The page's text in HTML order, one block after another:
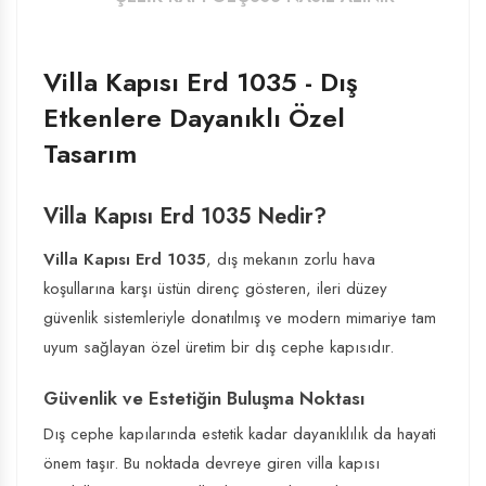
Villa Kapısı Erd 1035 - Dış
Etkenlere Dayanıklı Özel
Tasarım
Villa Kapısı Erd 1035 Nedir?
Villa Kapısı Erd 1035, dış mekanın zorlu hava
koşullarına karşı üstün direnç gösteren, ileri düzey
güvenlik sistemleriyle donatılmış ve modern mimariye tam
uyum sağlayan özel üretim bir dış cephe kapısıdır.
Güvenlik ve Estetiğin Buluşma Noktası
Dış cephe kapılarında estetik kadar dayanıklılık da hayati
önem taşır. Bu noktada devreye giren villa kapısı